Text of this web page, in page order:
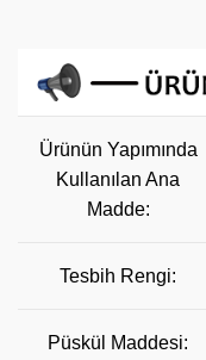
Ürünün Yapımında
Kullanılan Ana
Madde:
Tesbih Rengi:
Püskül Maddesi: